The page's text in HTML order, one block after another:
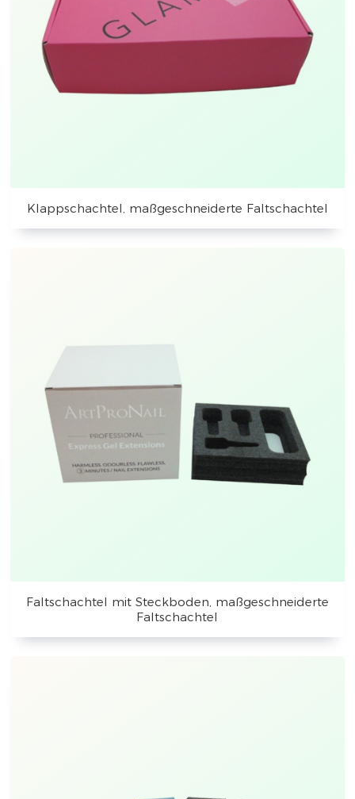
Klappschachtel, maßgeschneiderte Faltschachtel
Faltschachtel mit Steckboden, maßgeschneiderte
Faltschachtel